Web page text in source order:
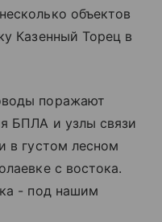
объектов
Казенный Торец в
поражают
БПЛА и узлы связи
в густом лесном
с востока.
- под нашим